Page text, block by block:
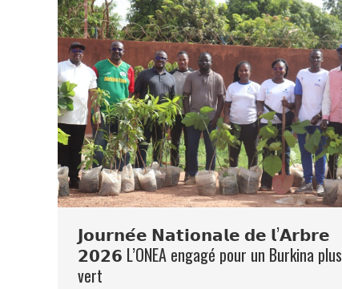
𝗝𝗼𝘂𝗿𝗻𝗲́𝗲 𝗡𝗮𝘁𝗶𝗼𝗻𝗮𝗹𝗲 𝗱𝗲 𝗹’𝗔𝗿𝗯𝗿𝗲
𝟮𝟬𝟮𝟲 L’ONEA engagé pour un Burkina plus
vert